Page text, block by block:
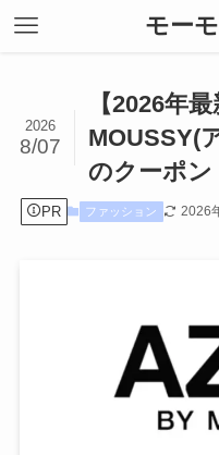
モー
【2026年
MOUSSY(
のクーポン
2026
8/07
PR ファッション 2026